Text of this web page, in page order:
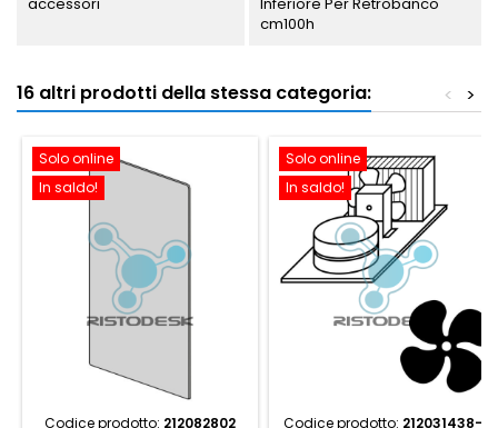
cm100h
16 altri prodotti della stessa categoria: >
<
Solo online
In saldo!
Codice prodotto: 212082802
Solo online
In saldo!
Codice prodotto: 212031438-6